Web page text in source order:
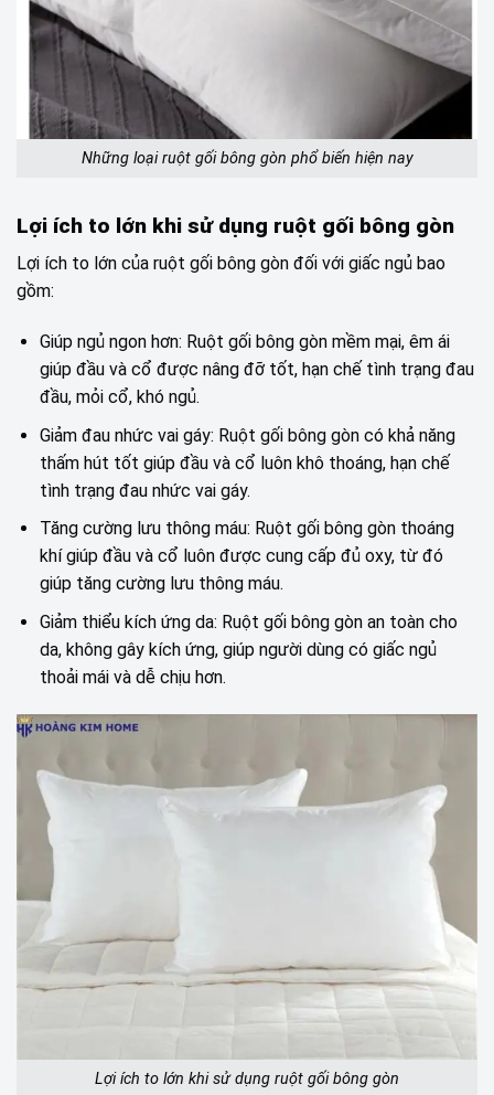
Những loại ruột gối bông gòn phổ biến hiện nay
Lợi ích to lớn khi sử dụng ruột gối bông gòn
Lợi ích to lớn của ruột gối bông gòn đối với giấc ngủ bao
gồm:
Giúp ngủ ngon hơn: Ruột gối bông gòn mềm mại, êm ái
giúp đầu và cổ được nâng đỡ tốt, hạn chế tình trạng đau
đầu, mỏi cổ, khó ngủ.
Giảm đau nhức vai gáy: Ruột gối bông gòn có khả năng
thấm hút tốt giúp đầu và cổ luôn khô thoáng, hạn chế
tình trạng đau nhức vai gáy.
Tăng cường lưu thông máu: Ruột gối bông gòn thoáng
khí giúp đầu và cổ luôn được cung cấp đủ oxy, từ đó
giúp tăng cường lưu thông máu.
Giảm thiểu kích ứng da: Ruột gối bông gòn an toàn cho
da, không gây kích ứng, giúp người dùng có giấc ngủ
thoải mái và dễ chịu hơn.
Lợi ích to lớn khi sử dụng ruột gối bông gòn